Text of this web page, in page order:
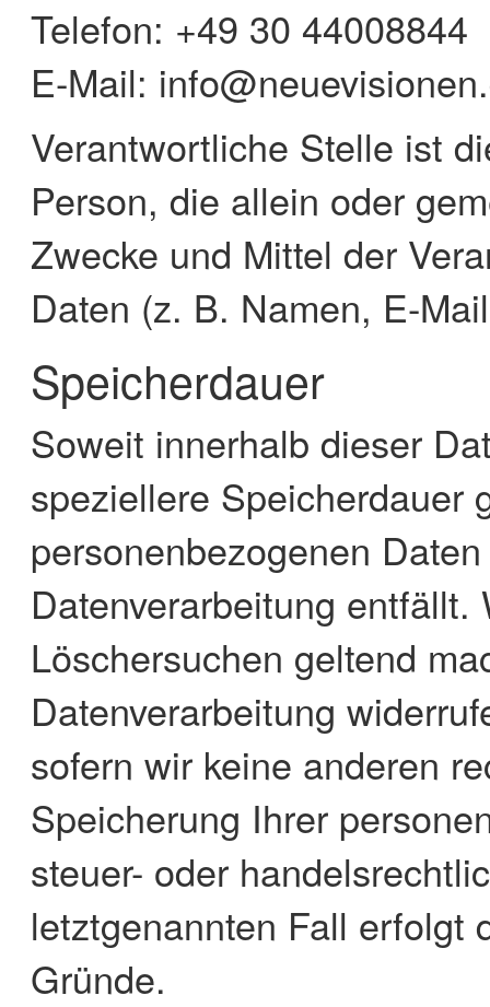
Telefon: +49 30 44008844
E-Mail:
Verantwortliche Stelle ist
Person, die allein oder
Zwecke und Mittel der
Daten (z. B. Namen, E-
Speicherdauer
Soweit innerhalb dieser
speziellere Speicherdauer
personenbezogenen
Datenverarbeitung
Löschersuchen geltend
Datenverarbeitung
sofern wir keine anderen
Speicherung Ihrer
steuer- oder
letztgenannten Fall erfolgt
Gründe.